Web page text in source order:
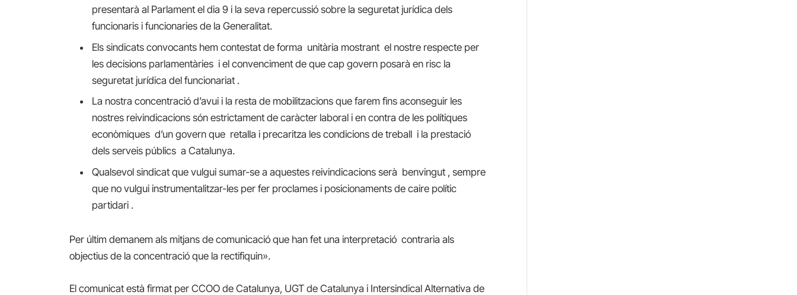
presentarà al Parlament el dia 9 i la seva repercussió sobre la seguretat jurídica dels
funcionaris i funcionaries de la Generalitat.
Els sindicats convocants hem contestat de forma unitària mostrant el nostre respecte per
les decisions parlamentàries i el convenciment de que cap govern posarà en risc la
seguretat jurídica del funcionariat .
La nostra concentració d’avui i la resta de mobilitzacions que farem fins aconseguir les
nostres reivindicacions són estrictament de caràcter laboral i en contra de les polítiques
econòmiques d’un govern que retalla i precaritza les condicions de treball i la prestació
dels serveis públics a Catalunya.
Qualsevol sindicat que vulgui sumar-se a aquestes reivindicacions serà benvingut , sempre
que no vulgui instrumentalitzar-les per fer proclames i posicionaments de caire polític
partidari .
Per últim demanem als mitjans de comunicació que han fet una interpretació contraria als
objectius de la concentració que la rectifiquin».
El comunicat està firmat per CCOO de Catalunya, UGT de Catalunya i Intersindical Alternativa de